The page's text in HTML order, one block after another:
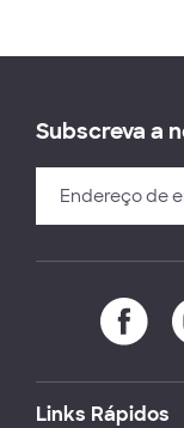
Subscreva a
Links Rápidos